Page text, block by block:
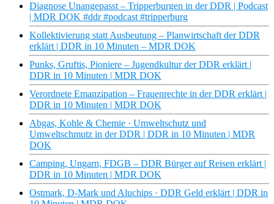
Diagnose Unangepasst – Tripperburgen in der DDR | Podcast
| MDR DOK #ddr #podcast #tripperburg
Kollektivierung statt Ausbeutung – Planwirtschaft der DDR
erklärt | DDR in 10 Minuten – MDR DOK
Punks, Gruftis, Pioniere – Jugendkultur der DDR erklärt |
DDR in 10 Minuten | MDR DOK
Verordnete Emanzipation – Frauenrechte in der DDR erklärt |
DDR in 10 Minuten | MDR DOK
Abgas, Kohle & Chemie · Umweltschutz und
Umweltschmutz in der DDR | DDR in 10 Minuten | MDR
DOK
Camping, Ungarn, FDGB – DDR Bürger auf Reisen erklärt |
DDR in 10 Minuten | MDR DOK
Ostmark, D-Mark und Aluchips · DDR Geld erklärt | DDR in